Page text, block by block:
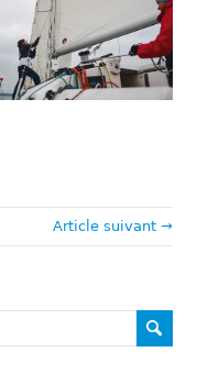
Article suivant →